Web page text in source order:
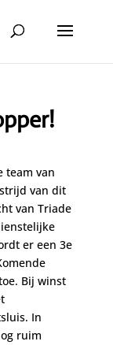
team van
van dit
van Triade
er een 3e
Bij winst
In
ruim